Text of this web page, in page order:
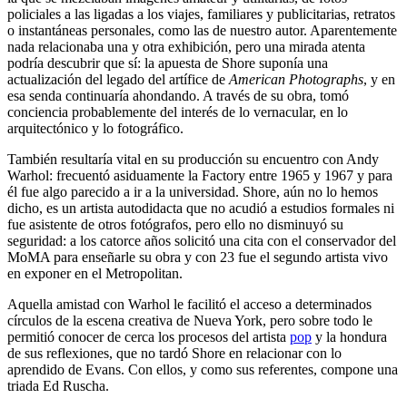
policiales a las ligadas a los viajes, familiares y publicitarias, retratos
o instantáneas personales, como las de nuestro autor. Aparentemente
nada relacionaba una y otra exhibición, pero una mirada atenta
podría descubrir que sí: la apuesta de Shore suponía una
actualización del legado del artífice de American Photographs, y en
esa senda continuaría ahondando. A través de su obra, tomó
conciencia probablemente del interés de lo vernacular, en lo
arquitectónico y lo fotográfico.
También resultaría vital en su producción su encuentro con Andy
Warhol: frecuentó asiduamente la Factory entre 1965 y 1967 y para
él fue algo parecido a ir a la universidad. Shore, aún no lo hemos
dicho, es un artista autodidacta que no acudió a estudios formales ni
fue asistente de otros fotógrafos, pero ello no disminuyó su
seguridad: a los catorce años solicitó una cita con el conservador del
MoMA para enseñarle su obra y con 23 fue el segundo artista vivo
en exponer en el Metropolitan.
Aquella amistad con Warhol le facilitó el acceso a determinados
círculos de la escena creativa de Nueva York, pero sobre todo le
permitió conocer de cerca los procesos del artista pop y la hondura
de sus reflexiones, que no tardó Shore en relacionar con lo
aprendido de Evans. Con ellos, y como sus referentes, compone una
triada Ed Ruscha.